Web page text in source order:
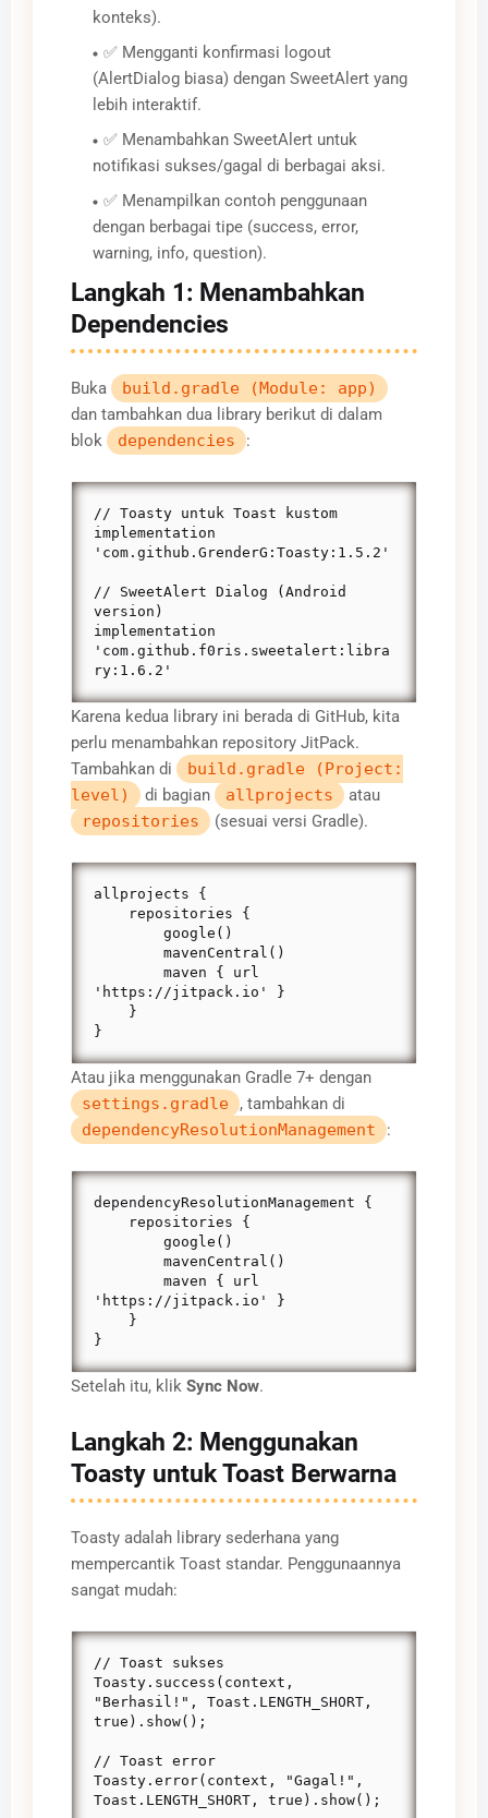
konteks).
✅ Mengganti konfirmasi logout
(AlertDialog biasa) dengan SweetAlert yang
lebih interaktif.
✅ Menambahkan SweetAlert untuk
notifikasi sukses/gagal di berbagai aksi.
✅ Menampilkan contoh penggunaan
dengan berbagai tipe (success, error,
warning, info, question).
Langkah 1: Menambahkan
Dependencies
Buka
build.gradle (Module: app)
dan tambahkan dua library berikut di dalam
blok
dependencies :
// Toasty untuk Toast kustom
implementation
'com.github.GrenderG:Toasty:1.5.2'
// SweetAlert Dialog (Android
version)
implementation
'com.github.f0ris.sweetalert:libra
ry:1.6.2'
Karena kedua library ini berada di GitHub, kita
perlu menambahkan repository JitPack.
Tambahkan di
build.gradle (Project:
level)
di bagian allprojects
atau
repositories
(sesuai versi Gradle).
allprojects {
'https://jitpack.io' }
}
Atau jika menggunakan Gradle 7+ dengan
settings.gradle
, tambahkan di
dependencyResolutionManagement
:
dependencyResolutionManagement {
'https://jitpack.io' }
}
Setelah itu, klik Sync Now.
Langkah 2: Menggunakan
Toasty untuk Toast Berwarna
Toasty adalah library sederhana yang
mempercantik Toast standar. Penggunaannya
sangat mudah:
// Toast sukses
Toasty.success(context,
"Berhasil!", Toast.LENGTH_SHORT,
true).show();
// Toast error
Toasty.error(context, "Gagal!",
Toast.LENGTH_SHORT, true).show();